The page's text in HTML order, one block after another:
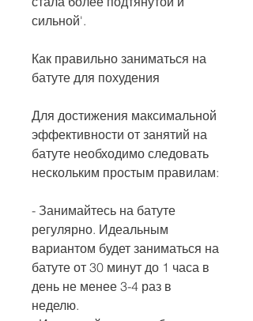
сильной'.
Как правильно заниматься на
батуте для похудения
Для достижения максимальной
эффективности от занятий на
батуте необходимо следовать
нескольким простым правилам:
- Занимайтесь на батуте
регулярно. Идеальным
вариантом будет заниматься на
батуте от 30 минут до 1 часа в
день не менее 3-4 раз в
неделю.